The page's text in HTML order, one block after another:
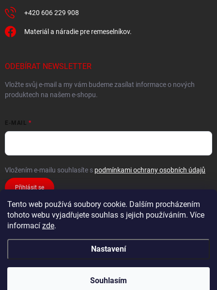
Tento web používá soubory cookie. Dalším procházením
tohoto webu vyjadřujete souhlas s jejich používáním. Více
informací zde.
Nastavení
Souhlasím
+420 606 229 908
Materiál a náradie pre remeselníkov.
ODEBÍRAT NEWSLETTER
Vložte svůj e-mail a my vám budeme zasílat informace o nových
produktech na našem e-shopu.
E-MAIL
Vložením e-mailu souhlasíte s podmínkami ochrany osobních údajů
Přihlásit se
FiXMAT . Všechna práva vyhrazena.